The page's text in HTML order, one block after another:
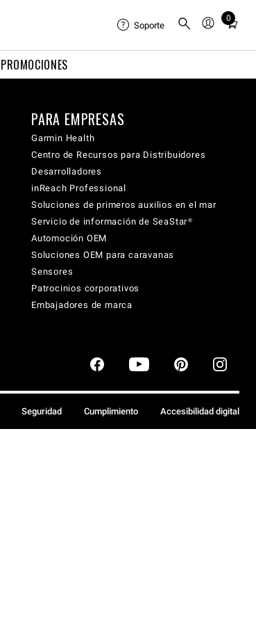
PROMOCIONES
Soporte
0
Total
cart:
PARA EMPRESAS
Garmin Health
Centro de Recursos para Distribuidores
Desarrolladores
inReach Professional
Soluciones de primeros auxilios en el mar
Servicio de información de SeaStar®
Automoción OEM
Soluciones OEM para caravanas
Sensores
Patrocinios corporativos
Embajadores de marca
Seguridad Cumplimiento Accesibilidad digital